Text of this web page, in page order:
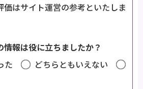
価はサイト運営の参考といたしま
報は役に立ちましたか？
た
どちらともいえない